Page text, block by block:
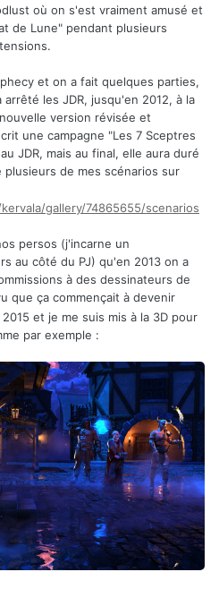
où on s'est vraiment amusé et
de Lune" pendant plusieurs
et on a fait quelques parties,
les JDR, jusqu'en 2012, à la
version révisée et
une campagne "Les 7 Sceptres
JDR, mais au final, elle aura duré
plusieurs de mes scénarios sur
gallery/74865655/scenarios
persos (j'incarne un
au côté du PJ) qu'en 2013 on a
à des dessinateurs de
que ça commençait à devenir
et je me suis mis à la 3D pour
par exemple :